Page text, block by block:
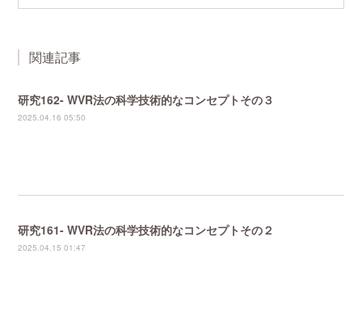
関連記事
研究162- WVR法の科学技術的なコンセプトその３
2025.04.16 05:50
研究161- WVR法の科学技術的なコンセプトその２
2025.04.15 01:47